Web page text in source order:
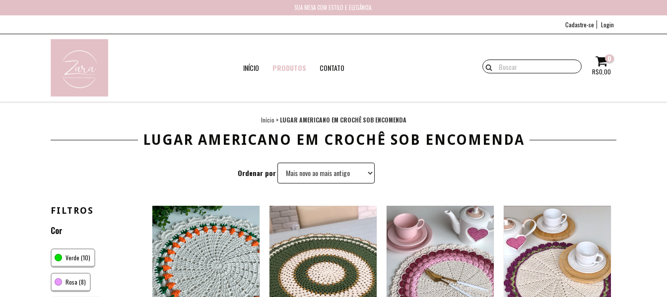
SUA MESA COM ESTILO E ELEGÂNCIA.
Cadastre-se Login
INÍCIO PRODUTOS CONTATO
0
R$0,00
Início > LUGAR AMERICANO EM CROCHÊ SOB ENCOMENDA
LUGAR AMERICANO EM CROCHÊ SOB ENCOMENDA
Ordenar por
FILTROS
Cor
Verde (10)
Rosa (8)